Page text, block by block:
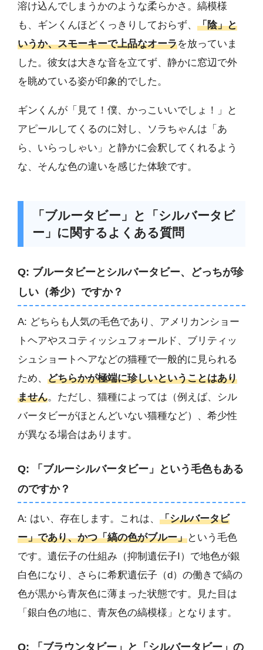
溶け込んでしまうかのような柔らかさ。縞模様
も、ギンくんほどくっきりしておらず、 「陰」と
いうか、スモーキーで上品なオーラを放っていま
した。彼女は大きな音を立てず、静かに窓辺で外
を眺めている姿が印象的でした。
ギンくんが「見て！僕、かっこいいでしょ！」と
アピールしてくるのに対し、ソラちゃんは「あ
ら、いらっしゃい」と静かに会釈してくれるよう
な、そんな色の違いを感じた体験です。
「ブルータビー」と「シルバータビ
ー」に関するよくある質問
Q: ブルータビーとシルバータビー、どっちが珍
しい（希少）ですか？
A: どちらも人気の毛色であり、アメリカンショー
トヘアやスコティッシュフォールド、ブリティッ
シュショートヘアなどの猫種で一般的に見られる
ため、 どちらかが極端に珍しいということはあり
ません。ただし、猫種によっては（例えば、シル
バータビーがほとんどいない猫種など）、希少性
が異なる場合はあります。
Q: 「ブルーシルバータビー」という毛色もある
のですか？
A: はい、存在します。これは、 「シルバータビ
ー」であり、かつ「縞の色がブルー」という毛色
です。遺伝子の仕組み（抑制遺伝子I）で地色が銀
白色になり、さらに希釈遺伝子（d）の働きで縞の
色が黒から青灰色に薄まった状態です。見た目は
「銀白色の地に、青灰色の縞模様」となります。
Q: 「ブラウンタビー」と「シルバータビー」の